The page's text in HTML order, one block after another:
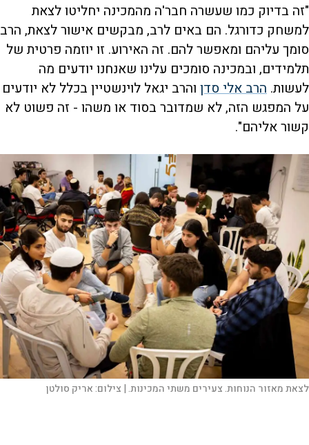
"זה בדיוק כמו שעשרה חבר'ה מהמכינה יחליטו לצאת
למשחק כדורגל. הם באים לרב, מבקשים אישור לצאת, הרב
סומך עליהם ומאפשר להם. זה האירוע. זו יוזמה פרטית של
תלמידים, ובמכינה סומכים עלינו שאנחנו יודעים מה
לעשות. הרב אלי סדן והרב יגאל לוינשטיין בכלל לא יודעים
על המפגש הזה, לא שמדובר בסוד או משהו - זה פשוט לא
קשור אליהם".
לצאת מאזור הנוחות. צעירים משתי המכינות. | צילום:אריק סולטן